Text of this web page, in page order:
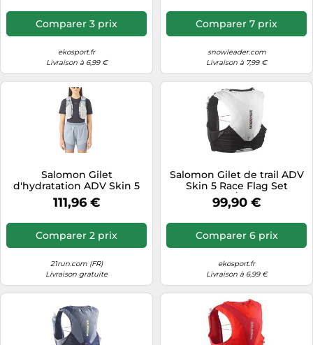
Comparer 3 prix
ekosport.fr
Livraison à 6,99 €
Comparer 7 prix
snowleader.com
Livraison à 7,99 €
Salomon Gilet
d'hydratation ADV Skin 5
Set – Homme – Taille S
111,96 €
Comparer 2 prix
21run.com (FR)
Livraison gratuite
Salomon Gilet de trail ADV
Skin 5 Race Flag Set
Unisexe Noir/Blanc Taille S
99,90 €
Comparer 6 prix
ekosport.fr
Livraison à 6,99 €